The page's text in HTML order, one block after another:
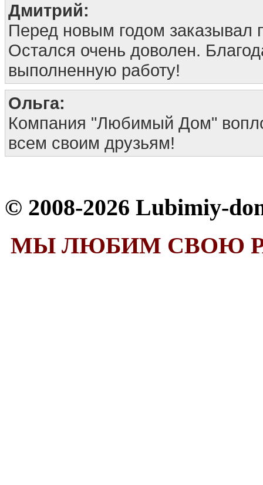
Дмитрий:
Перед новым годом
Остался очень доволен.
выполненную работу!
Ольга:
Компания "Любимый Дом"
всем своим друзьям!
© 2008-2026 Lubimiy-
МЫ ЛЮБИМ СВОЮ